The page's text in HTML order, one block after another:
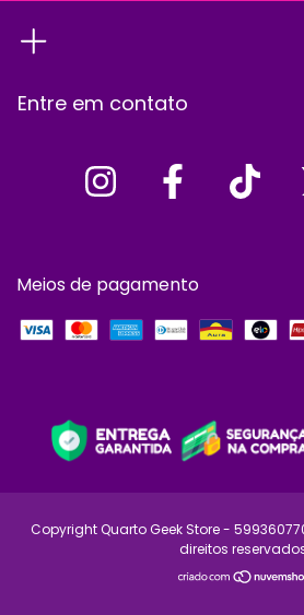
Entre em contato
Meios de pagamento
Copyright Quarto Geek Store -
direitos